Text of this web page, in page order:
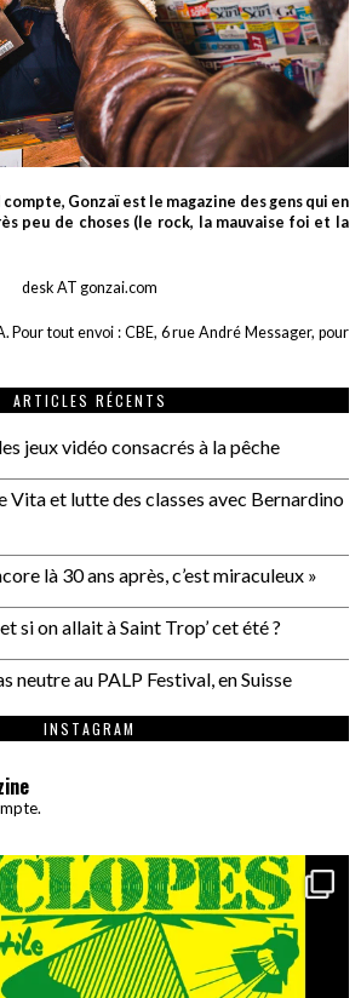
Gonzaï est le magazine des gens qui en
peu de choses (le rock, la mauvaise foi et la
desk AT gonzai.com
Pour tout envoi : CBE, 6 rue André Messager, pour
ARTICLES RÉCENTS
jeux vidéo consacrés à la pêche
Vita et lutte des classes avec Bernardino
là 30 ans après, c’est miraculeux »
si on allait à Saint Trop’ cet été ?
neutre au PALP Festival, en Suisse
INSTAGRAM